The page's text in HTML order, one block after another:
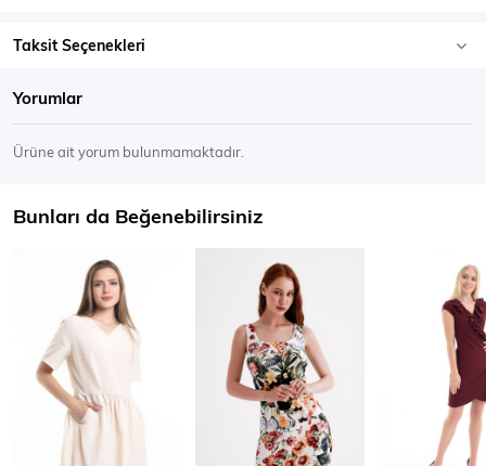
Taksit Seçenekleri
Yorumlar
Ürüne ait yorum bulunmamaktadır.
Bunları da Beğenebilirsiniz